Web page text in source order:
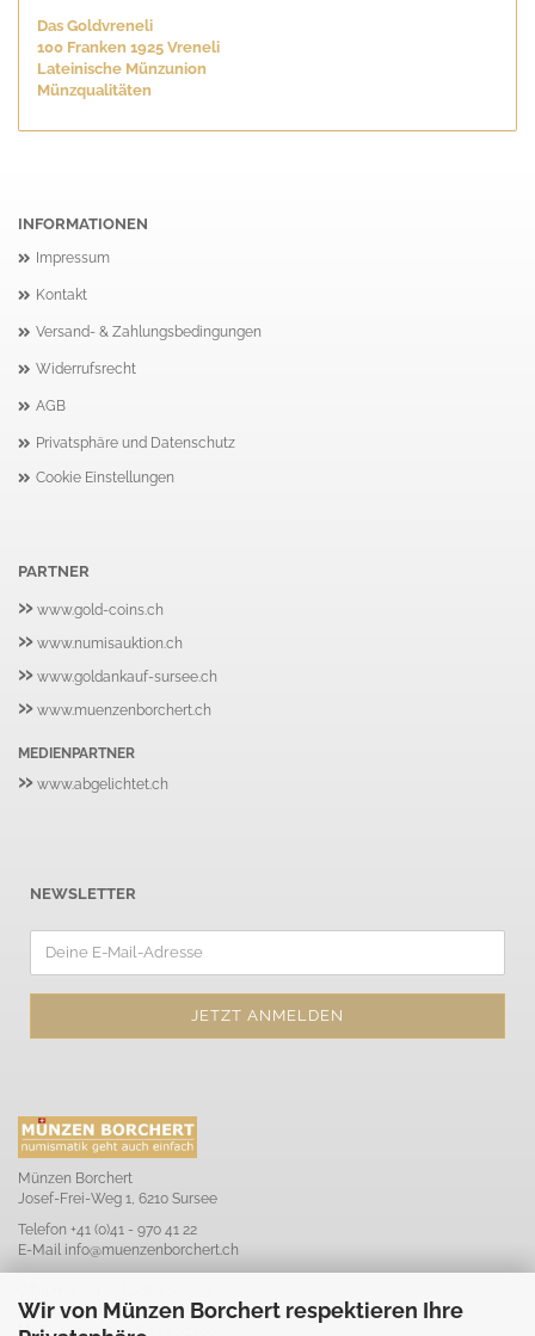
Wir von Münzen Borchert respektieren Ihre
Das Goldvreneli
100 Franken 1925 Vreneli
Lateinische Münzunion
Münzqualitäten
INFORMATIONEN
Impressum
Kontakt
Versand- & Zahlungsbedingungen
Widerrufsrecht
AGB
Privatsphäre und Datenschutz
Cookie Einstellungen
PARTNER
» www.gold-coins.ch
» www.numisauktion.ch
» www.goldankauf-sursee.ch
» www.muenzenborchert.ch
MEDIENPARTNER
» www.abgelichtet.ch
NEWSLETTER
Münzen Borchert
Josef-Frei-Weg 1, 6210 Sursee
Telefon +41 (0)41 - 970 41 22
E-Mail info@muenzenborchert.ch
Mo-Di: geschlossen
Mi-Fr: 10.00-12.00 & 13.30-17.00